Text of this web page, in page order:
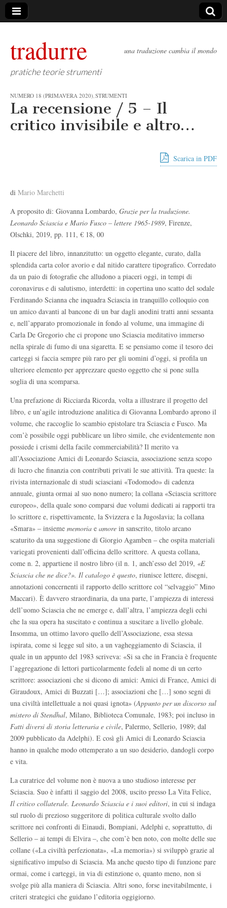
tradurre
pratiche teorie strumenti
una traduzione cambia il mondo
NUMERO 18 (PRIMAVERA 2020) STRUMENTI
La recensione / 5 – Il
critico invisibile e altro…
Scarica in PDF
di Mario Marchetti
A proposito di: Giovanna Lombardo, Grazie per la traduzione.
Leonardo Sciascia e Mario Fusco – lettere 1965-1989, Firenze,
Olschki, 2019, pp. 111, € 18, 00
Il piacere del libro, innanzitutto: un oggetto elegante, curato, dalla
splendida carta color avorio e dal nitido carattere tipografico. Corredato
da un paio di fotografie che alludono a piaceri oggi, in tempi di
coronavirus e di salutismo, interdetti: in copertina uno scatto del sodale
Ferdinando Scianna che inquadra Sciascia in tranquillo colloquio con
un amico davanti al bancone di un bar dagli anodini tratti anni sessanta
e, nell’apparato promozionale in fondo al volume, una immagine di
Carla De Gregorio che ci propone uno Sciascia meditativo immerso
nella spirale di fumo di una sigaretta. E se pensiamo come il tesoro dei
carteggi si faccia sempre più raro per gli uomini d’oggi, si profila un
ulteriore elemento per apprezzare questo oggetto che si pone sulla
soglia di una scomparsa.
Una prefazione di Ricciarda Ricorda, volta a illustrare il progetto del
libro, e un’agile introduzione analitica di Giovanna Lombardo aprono il
volume, che raccoglie lo scambio epistolare tra Sciascia e Fusco. Ma
com’è possibile oggi pubblicare un libro simile, che evidentemente non
possiede i crismi della facile commerciabilità? Il merito va
all’Associazione Amici di Leonardo Sciascia, associazione senza scopo
di lucro che finanzia con contributi privati le sue attività. Tra queste: la
rivista internazionale di studi sciasciani «Todomodo» di cadenza
annuale, giunta ormai al suo nono numero; la collana «Sciascia scrittore
europeo», della quale sono comparsi due volumi dedicati ai rapporti tra
lo scrittore e, rispettivamente, la Svizzera e la Jugoslavia; la collana
«Smara» ‒ insieme memoria e amore in sanscrito, titolo arcano
scaturito da una suggestione di Giorgio Agamben ‒ che ospita materiali
variegati provenienti dall’officina dello scrittore. A questa collana,
come n. 2, appartiene il nostro libro (il n. 1, anch’esso del 2019, «E
Sciascia che ne dice?». Il catalogo è questo, riunisce lettere, disegni,
annotazioni concernenti il rapporto dello scrittore col “selvaggio” Mino
Maccari). È davvero straordinaria, da una parte, l’ampiezza di interessi
dell’uomo Sciascia che ne emerge e, dall’altra, l’ampiezza degli echi
che la sua opera ha suscitato e continua a suscitare a livello globale.
Insomma, un ottimo lavoro quello dell’Associazione, essa stessa
ispirata, come si legge sul sito, a un vagheggiamento di Sciascia, il
quale in un appunto del 1983 scriveva: «Si sa che in Francia è frequente
l’aggregazione di lettori particolarmente fedeli al nome di un certo
scrittore: associazioni che si dicono di amici: Amici di France, Amici di
Giraudoux, Amici di Buzzati […]; associazioni che […] sono segni di
una civiltà intellettuale a noi quasi ignota» (Appunto per un discorso sul
mistero di Stendhal, Milano, Biblioteca Comunale, 1983; poi incluso in
Fatti diversi di storia letteraria e civile, Palermo, Sellerio, 1989; dal
2009 pubblicato da Adelphi). E così gli Amici di Leonardo Sciascia
hanno in qualche modo ottemperato a un suo desiderio, dandogli corpo
e vita.
La curatrice del volume non è nuova a uno studioso interesse per
Sciascia. Suo è infatti il saggio del 2008, uscito presso La Vita Felice,
Il critico collaterale. Leonardo Sciascia e i suoi editori, in cui si indaga
sul ruolo di prezioso suggeritore di politica culturale svolto dallo
scrittore nei confronti di Einaudi, Bompiani, Adelphi e, soprattutto, di
Sellerio ‒ ai tempi di Elvira ‒, che com’è ben noto, con molte delle sue
collane («La civiltà perfezionata», «La memoria») si sviluppò grazie al
significativo impulso di Sciascia. Ma anche questo tipo di funzione pare
ormai, come i carteggi, in via di estinzione o, quanto meno, non si
svolge più alla maniera di Sciascia. Altri sono, forse inevitabilmente, i
criteri strategici che guidano l’editoria oggigiorno.